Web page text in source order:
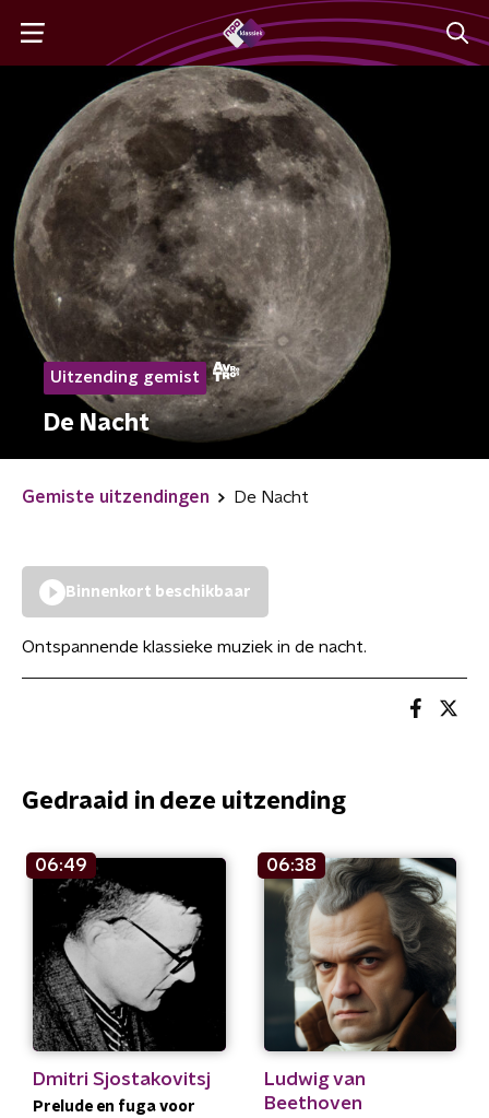
Uitzending gemist
De Nacht
Gemiste uitzendingen De Nacht
Binnenkort beschikbaar
Ontspannende klassieke muziek in de nacht.
Gedraaid in deze uitzending
06:49
Dmitri Sjostakovitsj
Prelude en fuga voor
06:38
Ludwig van
Beethoven